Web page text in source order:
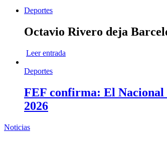
Deportes
Octavio Rivero deja
Leer entrada
Deportes
FEF confirma: El Nacional
2026
Noticias